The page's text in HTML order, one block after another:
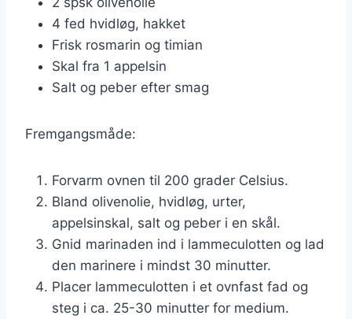
4 fed hvidløg, hakket
Frisk rosmarin og timian
Skal fra 1 appelsin
Salt og peber efter smag
Fremgangsmåde:
Forvarm ovnen til 200 grader Celsius.
Bland olivenolie, hvidløg, urter,
appelsinskal, salt og peber i en skål.
Gnid marinaden ind i lammeculotten og lad
den marinere i mindst 30 minutter.
Placer lammeculotten i et ovnfast fad og
steg i ca. 25-30 minutter for medium.